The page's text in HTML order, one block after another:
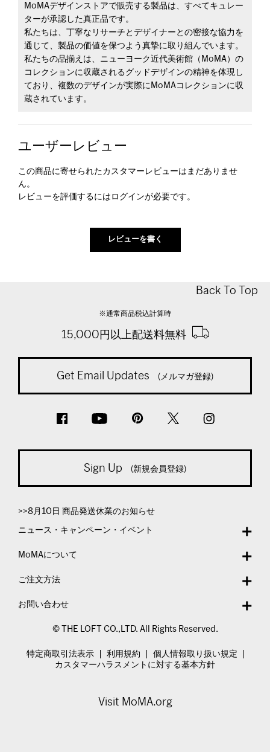
MoMAデザインストアで販売する製品は、すべてキュレー
ターが承認した真正品です。
私たちは、丁寧なリサーチとデザイナーとの密接な協力を
通じて、製品の価値を保つよう真摯に取り組んでいます。
私たちの品揃えは、ニューヨーク近代美術館（MoMA）の
コレクションに収蔵されるグッドデザインの精神を体現し
ており、複数のデザインが実際にMoMAコレクションに収
蔵されています。
ユーザーレビュー
この商品に寄せられたカスタマーレビューはまだありませ
ん。
レビューを評価するには ログインが必要です。
Back To Top
※通常商品税込計算時
15,000円以上配送料無料
Get Email Updates (メルマガ登録)
Sign Up (新規会員登録)
>>8月10日 商品発送休業のお知らせ
ニュース・キャンペーン・イベント
MoMAについて
ご注文方法
お問い合わせ
© THE LOFT CO.,LTD. All Rights Reserved.
特定商取引法表示 利用規約
個人情報取り扱い規定
カスタマーハラスメントに対する基本方針
Visit MoMA.org